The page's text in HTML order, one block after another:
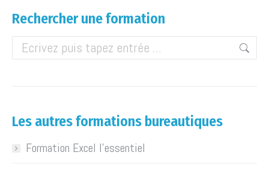
Rechercher une formation
Les autres formations bureautiques
Formation Excel l’essentiel